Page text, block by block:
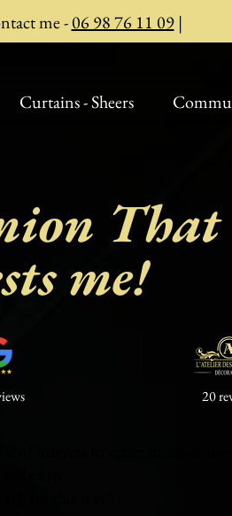
me -06 98 76 11 09 |
Curtains - Sheers
That
me!
20